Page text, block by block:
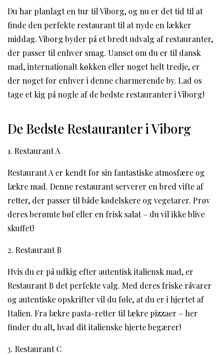
Du har planlagt en tur til Viborg, og nu er det tid til at
finde den perfekte restaurant til at nyde en lækker
middag. Viborg byder på et bredt udvalg af restauranter,
der passer til enhver smag. Uanset om du er til dansk
mad, internationalt køkken eller noget helt tredje, er
der noget for enhver i denne charmerende by. Lad os
tage et kig på nogle af de bedste restauranter i Viborg!
De Bedste Restauranter i Viborg
1. Restaurant A
Restaurant A er kendt for sin fantastiske atmosfære og
lækre mad. Denne restaurant serverer en bred vifte af
retter, der passer til både kødelskere og vegetarer. Prøv
deres berømte bøf eller en frisk salat – du vil ikke blive
skuffet!
2. Restaurant B
Hvis du er på udkig efter autentisk italiensk mad, er
Restaurant B det perfekte valg. Med deres friske råvarer
og autentiske opskrifter vil du føle, at du er i hjertet af
Italien. Fra lækre pasta-retter til lækre pizzaer – her
finder du alt, hvad dit italienske hjerte begærer!
3. Restaurant C